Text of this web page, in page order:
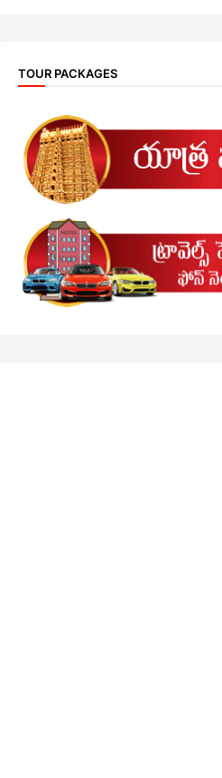
TOUR PACKAGES